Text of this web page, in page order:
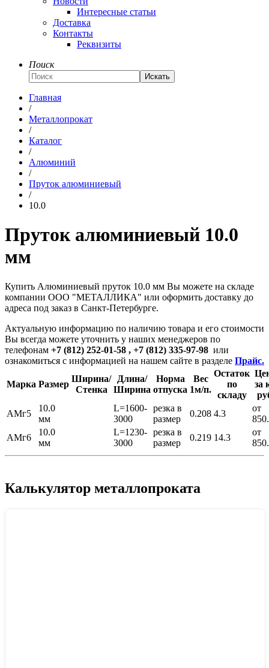
Интересные статьи
Доставка
Контакты
Реквизиты
Поиск
Искать
Главная
/
Металлопрокат
/
Каталог
/
Алюминий
/
Пруток алюминиевый
/
10.0
Пруток алюминиевый 10.0
мм
Купить Алюминиевый пруток 10.0 мм Вы можете на складе
компании ООО "МЕТАЛЛИКА" или оформить доставку до
адреса под заказ в Санкт-Петербурге.
Актуальную информацию по наличию товара и его стоимости
Вы всегда можете уточнить у наших менеджеров по
телефонам +7 (812) 252-01-58 , +7 (812) 335-97-98 или
ознакомиться с информацией на нашем сайте в разделе Прайс.
Марка Размер
Ширина/
Стенка
Длина/
Ширина
Норма
отпуска
Вес
1м/п.
Остаток
по
складу
за
АМг5
10.0
мм
L=1600-
3000
резка в
размер
0.208 4.3
от
АМг6
10.0
мм
L=1230-
3000
резка в
размер
0.219 14.3
от
Калькулятор металлопроката